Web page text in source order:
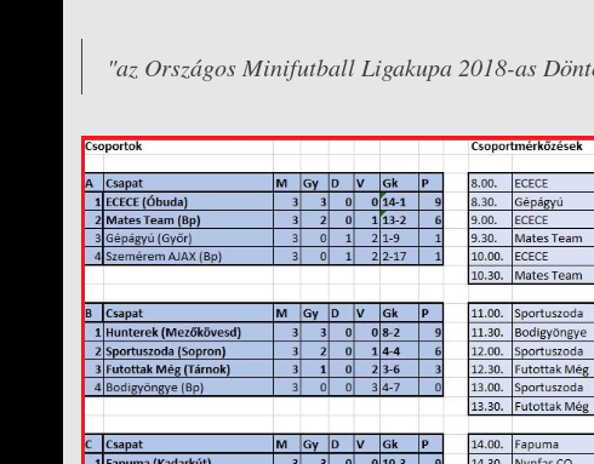
"az Országos Minifutball Ligakupa 2018-as